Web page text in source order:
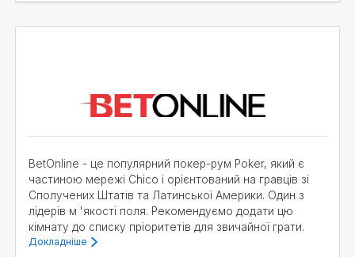
BetOnline - це популярний покер-рум Poker, який є
частиною мережі Chico і орієнтований на гравців зі
Сполучених Штатів та Латинської Америки. Один з
лідерів м 'якості поля. Рекомендуємо додати цю
кімнату до списку пріоритетів для звичайної грати.
Докладніше